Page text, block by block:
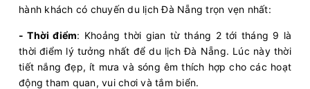
hành khách có chuyến du lịch Đà Nẵng trọn vẹn nhất:
- Thời điểm: Khoảng thời gian từ tháng 2 tới tháng 9 là
thời điểm lý tưởng nhất để du lịch Đà Nẵng. Lúc này thời
tiết nắng đẹp, ít mưa và sóng êm thích hợp cho các hoạt
động tham quan, vui chơi và tắm biển.